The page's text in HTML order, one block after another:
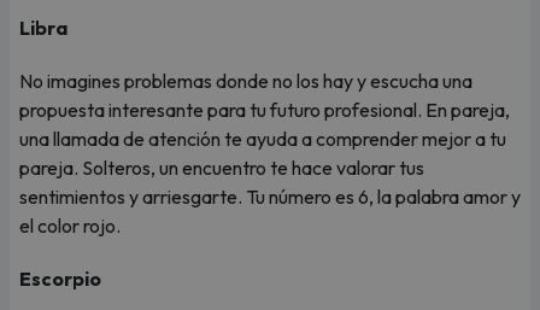
Libra
No imagines problemas donde no los hay y escucha una
propuesta interesante para tu futuro profesional. En pareja,
una llamada de atención te ayuda a comprender mejor a tu
pareja. Solteros, un encuentro te hace valorar tus
sentimientos y arriesgarte. Tu número es 6, la palabra amor y
el color rojo.
Escorpio